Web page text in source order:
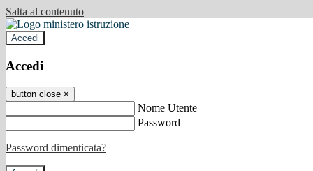
Salta al contenuto
Accedi
Accedi
button close ×
Nome Utente
Password
Password dimenticata?